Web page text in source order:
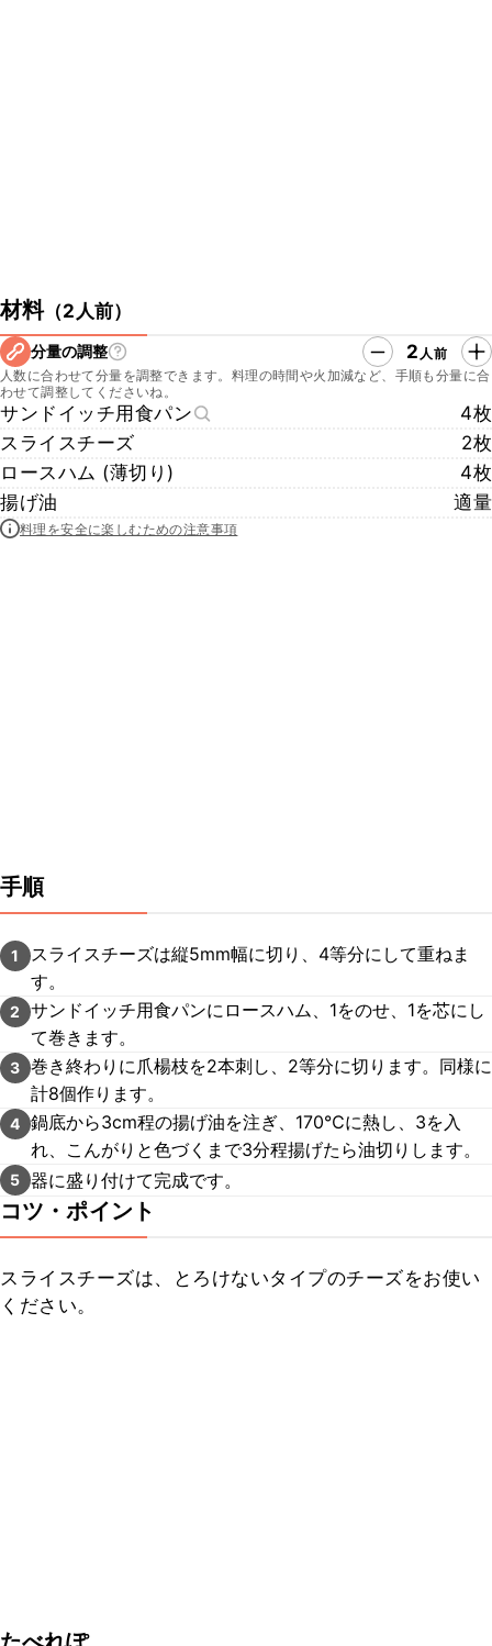
材料（2人前）
分量の調整 2 人前
人数に合わせて分量を調整できます。料理の時間や火加減など、手順も分量に合
わせて調整してくださいね。
サンドイッチ用食パン
4枚
スライスチーズ
2枚
ロースハム (薄切り)
4枚
揚げ油
適量
料理を安全に楽しむための注意事項
手順
1
スライスチーズは縦5mm幅に切り、4等分にして重ねま
す。
2
サンドイッチ用食パンにロースハム、1をのせ、1を芯にし
て巻きます。
3 巻き終わりに爪楊枝を2本刺し、2等分に切ります。同様に
計8個作ります。
4 鍋底から3cm程の揚げ油を注ぎ、170℃に熱し、3を入
れ、こんがりと色づくまで3分程揚げたら油切りします。
5 器に盛り付けて完成です。
コツ・ポイント
スライスチーズは、とろけないタイプのチーズをお使い
ください。